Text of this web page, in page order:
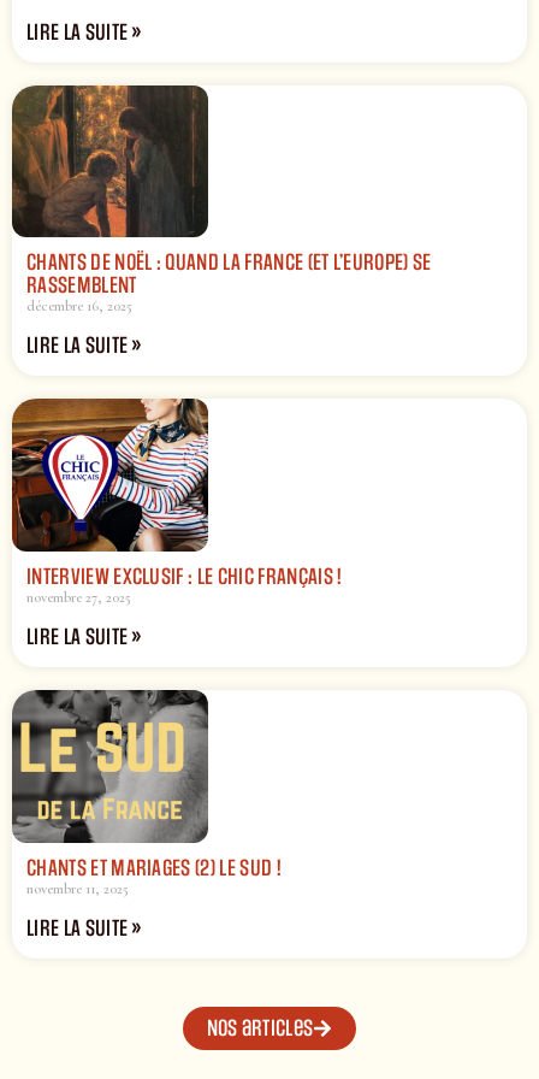
LIRE LA SUITE »
CHANTS DE NOËL : QUAND LA FRANCE (ET L’EUROPE) SE
RASSEMBLENT
décembre 16, 2025
LIRE LA SUITE »
INTERVIEW EXCLUSIF : LE CHIC FRANÇAIS !
novembre 27, 2025
LIRE LA SUITE »
CHANTS ET MARIAGES (2) LE SUD !
novembre 11, 2025
LIRE LA SUITE »
Nos articles